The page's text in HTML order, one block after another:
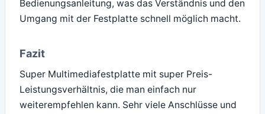
Bedienungsanleitung, was das Verständnis und den
Umgang mit der Festplatte schnell möglich macht.
Fazit
Super Multimediafestplatte mit super Preis-
Leistungsverhältnis, die man einfach nur
weiterempfehlen kann. Sehr viele Anschlüsse und